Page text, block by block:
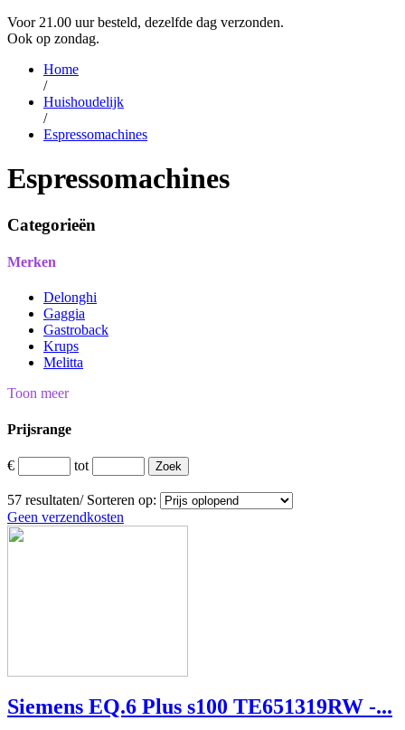
Voor 21.00 uur besteld, dezelfde dag verzonden.
Ook op zondag.
Home
/
Huishoudelijk
/
Espressomachines
Espressomachines
Categorieën
Merken
Delonghi
Gaggia
Gastroback
Krups
Melitta
Toon meer
Prijsrange
€ tot
57 resultaten/Sorteren op:
Geen verzendkosten
Siemens EQ.6 Plus s100 TE651319RW -...